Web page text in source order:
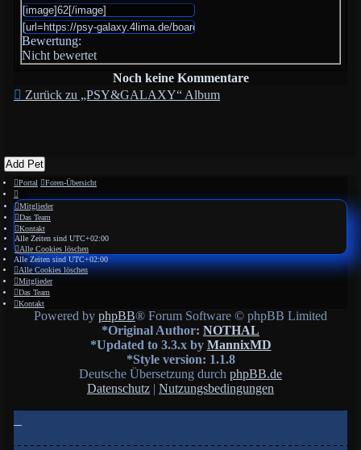
Bewertung:
Nicht bewertet
Noch keine Kommentare
Zurück zu „PSY&GALAXY“ Album
Add Pet
Portal Foren-Übersicht
Mitglieder
Das Team
Kontakt
Alle Zeiten sind UTC+02:00
Alle Cookies löschen
Alle Zeiten sindUTC+02:00
Alle Cookies löschen
Mitglieder
Das Team
Kontakt
Powered by phpBB® Forum Software © phpBB Limited
*Original Author: NOTHAL
*Updated to 3.3.x by MannixMD
*Style version: 1.1.8
Deutsche Übersetzung durch phpBB.de
Datenschutz | Nutzungsbedingungen